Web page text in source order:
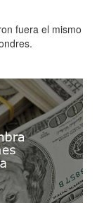
fuera el mismo